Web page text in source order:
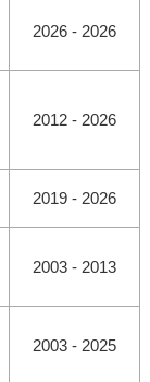
2026 - 2026
2012 - 2026
2019 - 2026
2003 - 2013
2003 - 2025